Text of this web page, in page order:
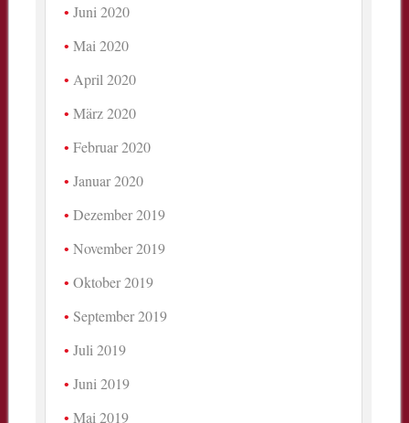
Juni 2020
Mai 2020
April 2020
März 2020
Februar 2020
Januar 2020
Dezember 2019
November 2019
Oktober 2019
September 2019
Juli 2019
Juni 2019
Mai 2019